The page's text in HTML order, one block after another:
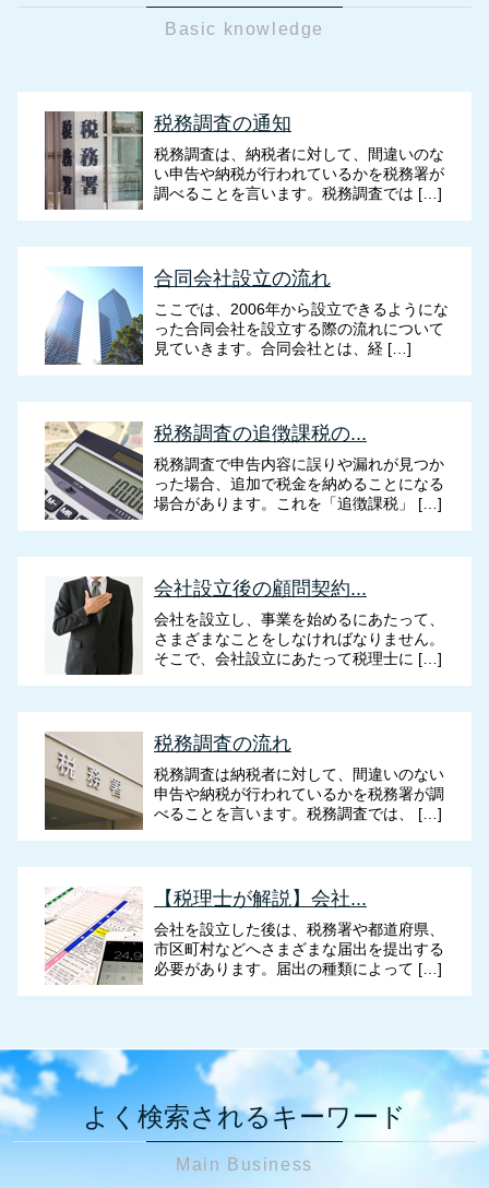
Basic knowledge
税務調査の通知
税務調査は、納税者に対して、間違いのな
い申告や納税が行われているかを税務署が
調べることを言います。税務調査では […]
合同会社設立の流れ
ここでは、2006年から設立できるようにな
った合同会社を設立する際の流れについて
見ていきます。合同会社とは、経 […]
税務調査の追徴課税の...
税務調査で申告内容に誤りや漏れが見つか
った場合、追加で税金を納めることになる
場合があります。これを「追徴課税」 […]
会社設立後の顧問契約...
会社を設立し、事業を始めるにあたって、
さまざまなことをしなければなりません。
そこで、会社設立にあたって税理士に […]
税務調査の流れ
税務調査は納税者に対して、間違いのない
申告や納税が行われているかを税務署が調
べることを言います。税務調査では、 […]
【税理士が解説】会社...
会社を設立した後は、税務署や都道府県、
市区町村などへさまざまな届出を提出する
必要があります。届出の種類によって […]
よく検索されるキーワード
Main Business